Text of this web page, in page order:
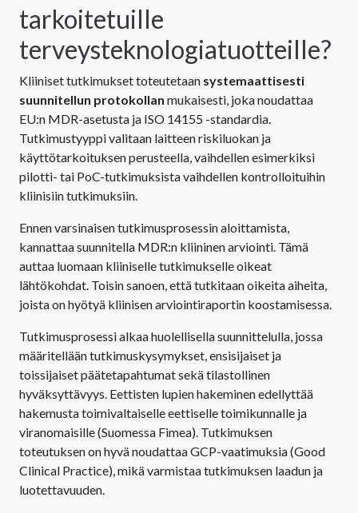
tarkoitetuille
terveysteknologiatuotteille?
Kliiniset tutkimukset toteutetaan systemaattisesti
suunnitellun protokollan mukaisesti, joka noudattaa
EU:n MDR-asetusta ja ISO 14155 -standardia.
Tutkimustyyppi valitaan laitteen riskiluokan ja
käyttötarkoituksen perusteella, vaihdellen esimerkiksi
pilotti- tai PoC-tutkimuksista vaihdellen kontrolloituihin
kliinisiin tutkimuksiin.
Ennen varsinaisen tutkimusprosessin aloittamista,
kannattaa suunnitella MDR:n kliininen arviointi. Tämä
auttaa luomaan kliiniselle tutkimukselle oikeat
lähtökohdat. Toisin sanoen, että tutkitaan oikeita aiheita,
joista on hyötyä kliinisen arviointiraportin koostamisessa.
Tutkimusprosessi alkaa huolellisella suunnittelulla, jossa
määritellään tutkimuskysymykset, ensisijaiset ja
toissijaiset päätetapahtumat sekä tilastollinen
hyväksyttävyys. Eettisten lupien hakeminen edellyttää
hakemusta toimivaltaiselle eettiselle toimikunnalle ja
viranomaisille (Suomessa Fimea). Tutkimuksen
toteutuksen on hyvä noudattaa GCP-vaatimuksia (Good
Clinical Practice), mikä varmistaa tutkimuksen laadun ja
luotettavuuden.